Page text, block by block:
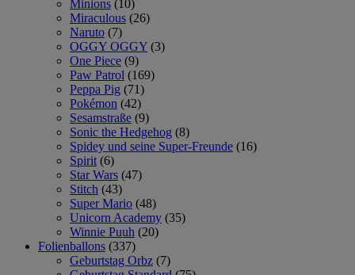
Minions (10)
Miraculous (26)
Naruto (7)
OGGY OGGY (3)
One Piece (9)
Paw Patrol (169)
Peppa Pig (71)
Pokémon (42)
Sesamstraße (9)
Sonic the Hedgehog (8)
Spidey und seine Super-Freunde (16)
Spirit (6)
Star Wars (47)
Stitch (43)
Super Mario (48)
Unicorn Academy (35)
Winnie Puuh (20)
Folienballons (337)
Geburtstag Orbz (7)